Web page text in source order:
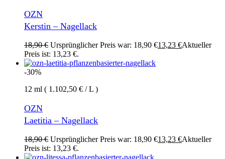
OZN
Kerstin – Nagellack
18,90€ Ursprünglicher Preis war: 18,90 €13,23 €Aktueller
Preis ist: 13,23 €.
-30%
12 ml ( 1.102,50 € / L )
OZN
Laetitia – Nagellack
18,90€ Ursprünglicher Preis war: 18,90 €13,23 €Aktueller
Preis ist: 13,23 €.